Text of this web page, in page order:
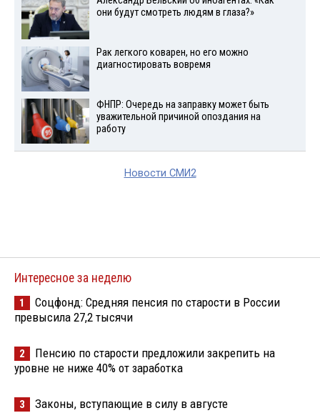
они будут смотреть людям в глаза?»
Рак легкого коварен, но его можно
диагностировать вовремя
ФНПР: Очередь на заправку может быть
уважительной причиной опоздания на
работу
Новости СМИ2
Интересное за неделю
1
Соцфонд: Средняя пенсия по старости в России
превысила 27,2 тысячи
2
Пенсию по старости предложили закрепить на
уровне не ниже 40% от заработка
3 Законы, вступающие в силу в августе